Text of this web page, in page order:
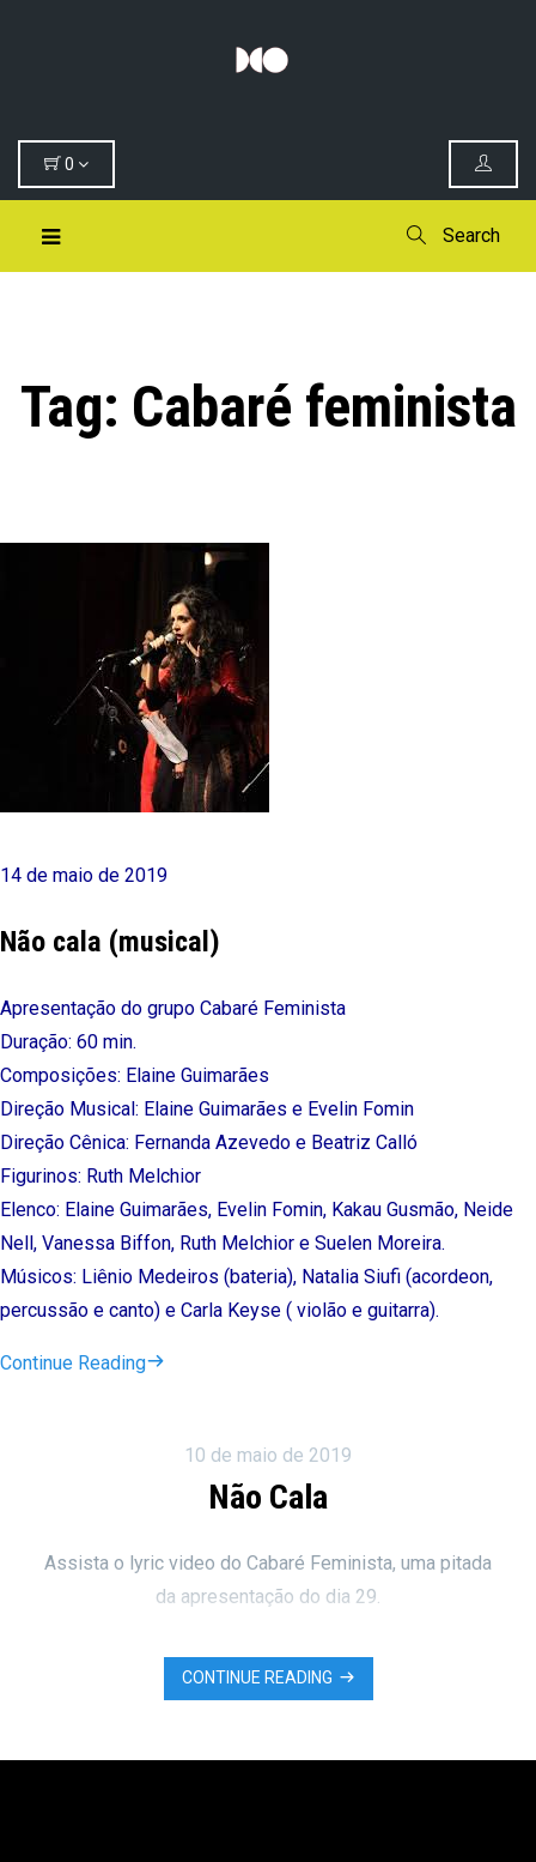
0
Search
Tag: Cabaré feminista
14 de maio de 2019
Não cala (musical)
Apresentação do grupo Cabaré Feminista
Duração: 60 min.
Composições: Elaine Guimarães
Direção Musical: Elaine Guimarães e Evelin Fomin
Direção Cênica: Fernanda Azevedo e Beatriz Calló
Figurinos: Ruth Melchior
Elenco: Elaine Guimarães, Evelin Fomin, Kakau Gusmão, Neide
Nell, Vanessa Biffon, Ruth Melchior e Suelen Moreira.
Músicos: Liênio Medeiros (bateria), Natalia Siufi (acordeon,
percussão e canto) e Carla Keyse ( violão e guitarra).
Continue Reading
10 de maio de 2019
Não Cala
Assista o lyric video do Cabaré Feminista, uma pitada
da apresentação do dia 29.
CONTINUE READING